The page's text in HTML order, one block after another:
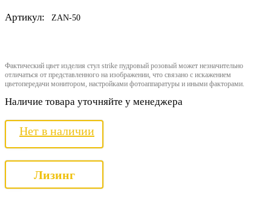
Артикул: ZAN-50
Фактический цвет изделия стул strike пудровый розовый может незначительно
отличаться от представленного на изображении, что связано с искажением
цветопередачи монитором, настройками фотоаппаратуры и иными факторами.
Наличие товара уточняйте у менеджера
Нет в наличии
Лизинг